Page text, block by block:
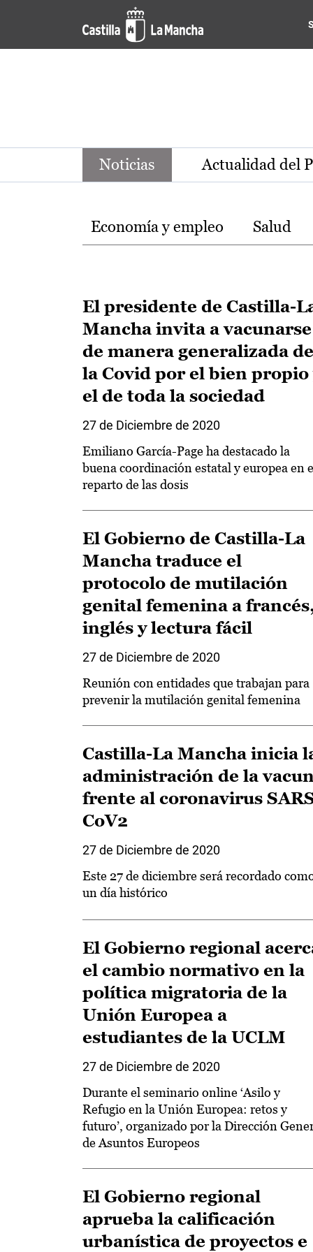
Pasar al contenido principal
Noticias de la región de
Noticias Actualidad del
Temas
Economía y empleo Salud
El presidente de Castilla-
Mancha invita a vacunarse
de manera generalizada de
la Covid por el bien propio
el de toda la sociedad
27 de Diciembre de 2020
Emiliano García-Page ha destacado la
buena coordinación estatal y europea en
reparto de las dosis
El Gobierno de Castilla-La
Mancha traduce el
protocolo de mutilación
genital femenina a
inglés y lectura fácil
27 de Diciembre de 2020
Reunión con entidades que trabajan para
prevenir la mutilación genital femenina
Castilla-La Mancha inicia
administración de la
frente al coronavirus
CoV2
27 de Diciembre de 2020
Este 27 de diciembre será recordado
un día histórico
El Gobierno regional
el cambio normativo en la
política migratoria de la
Unión Europea a
estudiantes de la UCLM
27 de Diciembre de 2020
Durante el seminario online ‘Asilo y
Refugio en la Unión Europea: retos y
futuro’, organizado por la Dirección
de Asuntos Europeos
El Gobierno regional
aprueba la calificación
urbanística de proyectos e